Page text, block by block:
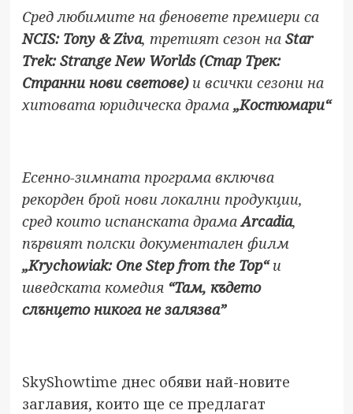
Сред любимите на феновете премиери са
NCIS: Tony & Ziva, третият сезон на Star
Trek: Strange New Worlds (Стар Трек:
Странни нови светове)и всички сезони на
хитовата юридическа драма „Костюмари“
Есенно-зимната програма включва
рекорден брой нови локални продукции,
сред които испанската драмаArcadia,
първият полски документален филм
„Krychowiak: One Step from the Top“и
шведската комедия “Там, където
слънцето никога не залязва”
SkyShowtime днес обяви най-новите
заглавия, които ще се предлагат